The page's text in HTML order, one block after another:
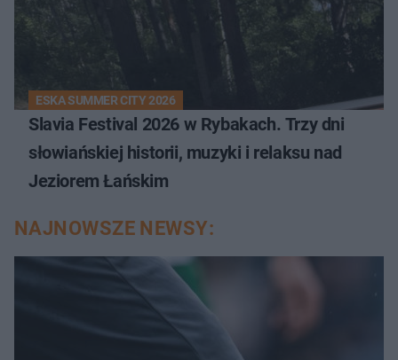
ESKA SUMMER CITY 2026
Slavia Festival 2026 w Rybakach. Trzy dni
słowiańskiej historii, muzyki i relaksu nad
Jeziorem Łańskim
NAJNOWSZE NEWSY: